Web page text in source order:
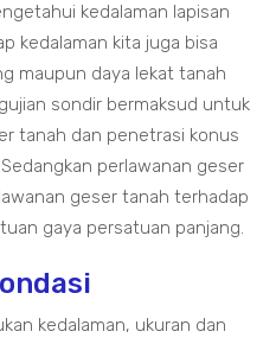
kedalaman lapisan
kedalaman kita juga bisa
maupun daya lekat tanah
sondir bermaksud untuk
tanah dan penetrasi konus
perlawanan geser
geser tanah terhadap
gaya persatuan panjang.
kedalaman, ukuran dan